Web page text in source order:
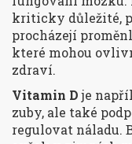
kriticky důležité,
procházejí
které mohou
zdraví.
Vitamin Dje
zuby, ale také
regulovat náladu.